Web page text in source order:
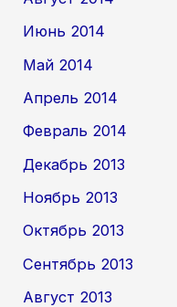
Июнь 2014
Май 2014
Апрель 2014
Февраль 2014
Декабрь 2013
Ноябрь 2013
Октябрь 2013
Сентябрь 2013
Август 2013